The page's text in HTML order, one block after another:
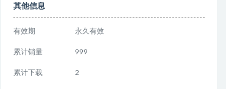
其他信息
有效期 永久有效
累计销量 999
累计下载 2